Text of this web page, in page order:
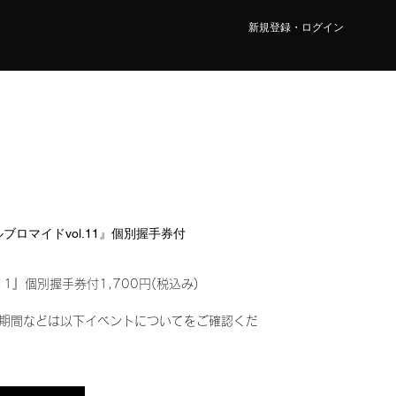
新規登録・ログイン
ロマイドvol.11』個別握手券付
』個別握手券付1,700円(税込み)
間などは以下イベントについてをご確認くだ